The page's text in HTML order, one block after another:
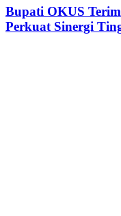
Transformasi
Digital
Terima
Audiensi
Kepala
Bupati OKUS
Perkuat Sinergi